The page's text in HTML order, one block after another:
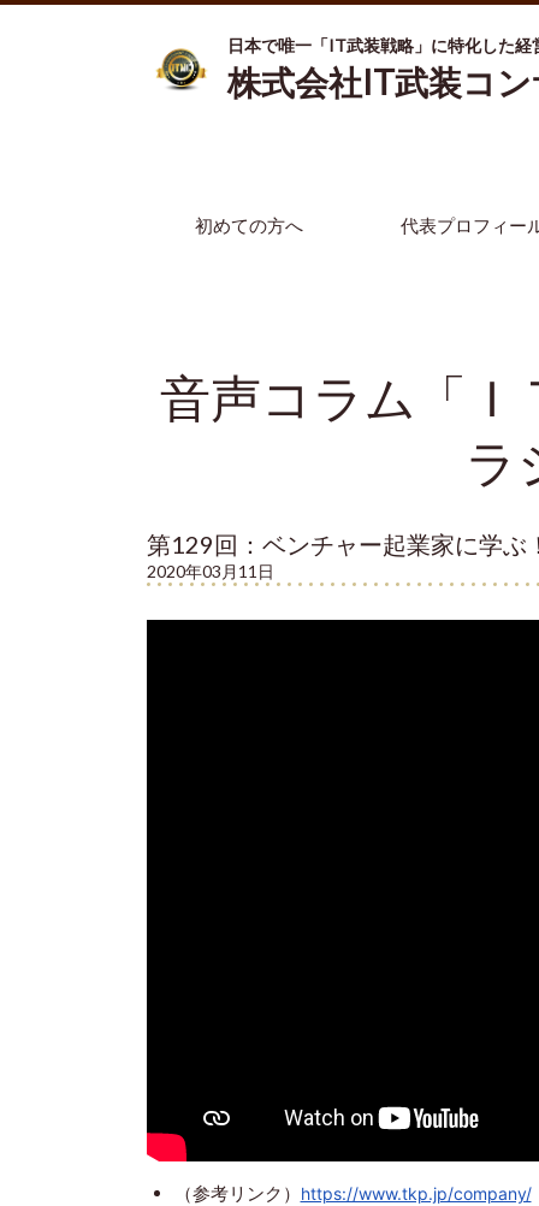
日本で唯一「IT武装戦略」に特化した経
株式会社IT武装コ
初めての方へ 代表プロフィー
音声コラム「Ｉ
ラ
第129回：ベンチャー起業家に学ぶ
2020年03月11日
（参考リンク） https://www.tkp.jp/company/